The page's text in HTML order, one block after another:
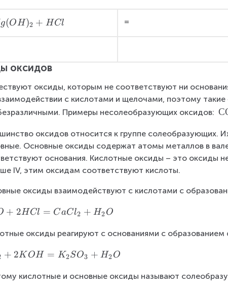
g(OH)2 + HCl =
оксидов
оксиды, которым не соответствуют ни
с кислотами и щелочами, поэтому
Примеры несолеобразующих оксидов: С
,
N
_
,
O
оксидов относится к группе солеобразующих.
Основные оксиды содержат атомы металлов в
основания. Кислотные оксиды – это оксиды
IV, этим оксидам соответствуют кислоты.
оксиды взаимодействуют с кислотами с
+ 2HCl = CaCl2 + H2O
оксиды реагируют с основаниями с образованием
+ 2K OH = K2SO3 + H2O
кислотные и основные оксиды называют